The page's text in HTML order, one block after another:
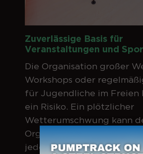
Zuverlässige Basis für
Veranstaltungen und
Die Organisation großer
Workshops oder
für Jugendliche im Freien
ein Risiko. Ein plötzlicher
Wetterumschwung kann
Organisatoren und
jederzeit einen Strich